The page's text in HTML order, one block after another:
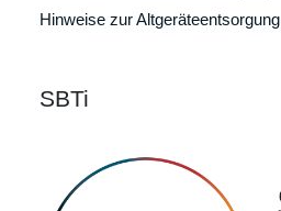
Hinweise zur Altgeräteentsorgung
SBTi